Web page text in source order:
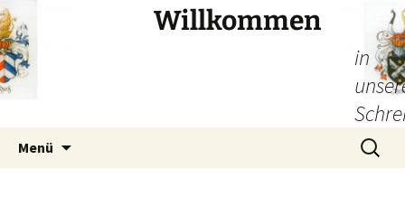
Willkommen
in
Menü
Suchen
nach: